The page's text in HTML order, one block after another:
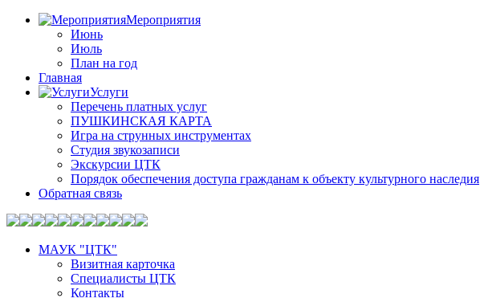
Мероприятия
Июнь
Июль
План на год
Главная
Услуги
Перечень платных услуг
ПУШКИНСКАЯ КАРТА
Игра на струнных инструментах
Студия звукозаписи
Экскурсии ЦТК
Порядок обеспечения доступа гражданам к объекту культурного наследия
Обратная связь
МАУК "ЦТК"
Визитная карточка
Специалисты ЦТК
Контакты